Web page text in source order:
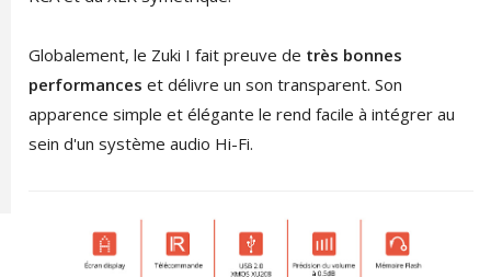
Globalement, le Zuki I fait preuve de très bonnes
performances et délivre un son transparent. Son
apparence simple et élégante le rend facile à intégrer au
sein d'un système audio Hi-Fi.